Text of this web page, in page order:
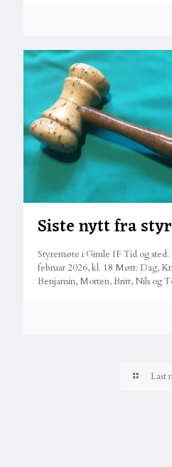
Siste nytt fra
Styremøte i Gimle IF Tid og sted:
februar 2026, kl. 18 Møtt: Dag,
Benjamin, Morten, Britt, Nils og
Last